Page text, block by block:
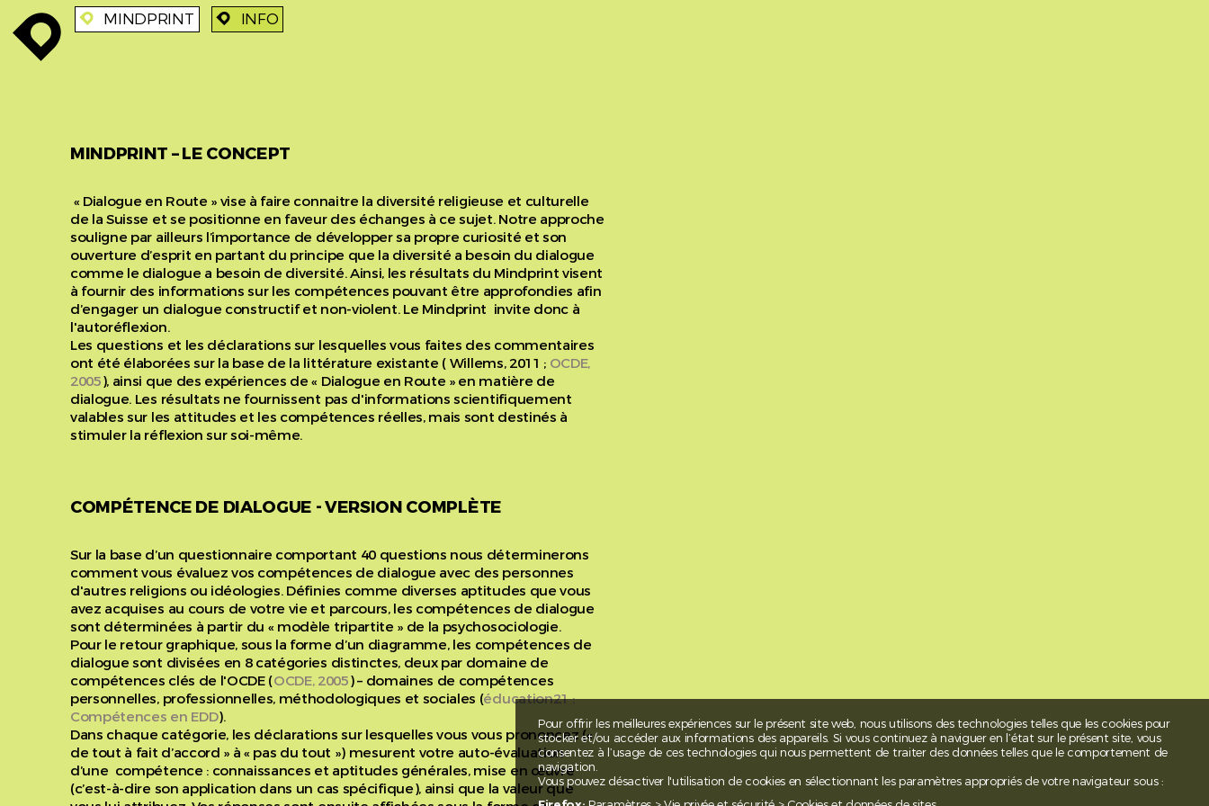
enroute enroute MINDPRINT enroute INFO
MINDPRINT – LE CONCEPT
« Dialogue en Route » vise à faire connaitre la diversité religieuse et culturelle
de la Suisse et se positionne en faveur des échanges à ce sujet. Notre approche
souligne par ailleurs l’importance de développer sa propre curiosité et son
ouverture d’esprit en partant du principe que la diversité a besoin du dialogue
comme le dialogue a besoin de diversité. Ainsi, les résultats du Mindprint visent
à fournir des informations sur les compétences pouvant être approfondies afin
d’engager un dialogue constructif et non-violent. Le Mindprint invite donc à
l'autoréflexion.
Les questions et les déclarations sur lesquelles vous faites des commentaires
ont été élaborées sur la base de la littérature existante ( Willems, 2011 ; OCDE,
2005), ainsi que des expériences de « Dialogue en Route » en matière de
dialogue. Les résultats ne fournissent pas d'informations scientifiquement
valables sur les attitudes et les compétences réelles, mais sont destinés à
stimuler la réflexion sur soi-même.
COMPÉTENCE DE DIALOGUE - VERSION COMPLÈTE
Sur la base d’un questionnaire comportant 40 questions nous déterminerons
comment vous évaluez vos compétences de dialogue avec des personnes
d'autres religions ou idéologies. Définies comme diverses aptitudes que vous
avez acquises au cours de votre vie et parcours, les compétences de dialogue
sont déterminées à partir du « modèle tripartite » de la psychosociologie.
Pour le retour graphique, sous la forme d’un diagramme, les compétences de
dialogue sont divisées en 8 catégories distinctes, deux par domaine de
compétences clés de l'OCDE (OCDE, 2005) – domaines de compétences
personnelles, professionnelles, méthodologiques et sociales (éducation21 :
Compétences en EDD).
Dans chaque catégorie, les déclarations sur lesquelles vous vous prononcez («
de tout à fait d’accord » à « pas du tout ») mesurent votre auto-évaluation
d’une compétence : connaissances et aptitudes générales, mise en œuvre
(c’est-à-dire son application dans un cas spécifique), ainsi que la valeur que
Pour offrir les meilleures expériences sur le présent site web, nous utilisons des technologies telles que les cookies pour
stocker et/ou accéder aux informations des appareils. Si vous continuez à naviguer en l’état sur le présent site, vous
consentez à l’usage de ces technologies qui nous permettent de traiter des données telles que le comportement de
navigation.
Vous pouvez désactiver l'utilisation de cookies en sélectionnant les paramètres appropriés de votre navigateur sous :